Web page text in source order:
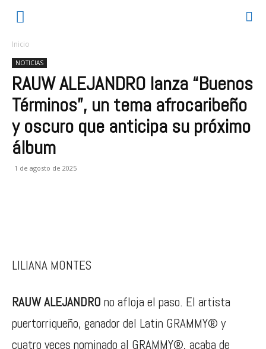
Inicio
NOTICIAS
RAUW ALEJANDRO lanza “Buenos
Términos”, un tema afrocaribeño
y oscuro que anticipa su próximo
álbum
1 de agosto de 2025
LILIANA MONTES
RAUW ALEJANDRO no afloja el paso. El artista
puertorriqueño, ganador del Latin GRAMMY® y
cuatro veces nominado al GRAMMY®, acaba de